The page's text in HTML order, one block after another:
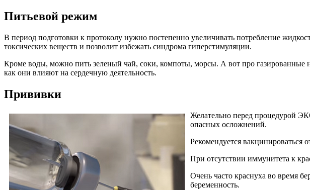
Питьевой режим
В период подготовки к протоколу нужно постепенно увеличивать потребление
токсических веществ и позволит избежать синдрома гиперстимуляции.
Кроме воды, можно пить зеленый чай, соки, компоты, морсы. А вот про газированные
как они влияют на сердечную деятельность.
Прививки
Желательно перед процедурой
опасных осложнений.
Рекомендуется вакцинироваться
При отсутствии иммунитета к
Очень часто краснуха во время
беременность.